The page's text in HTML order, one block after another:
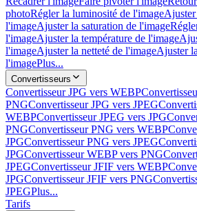
photoRégler la luminosité de l'imageAjuster
l'imageAjuster la saturation de l'image
l'imageAjuster la température de l'image
l'imageAjuster la netteté de l'imageAjuster
l'imagePlus...
Convertisseurs
Convertisseur JPG vers WEBP
PNGConvertisseur JPG vers JPEG
WEBPConvertisseur JPEG vers JPG
PNGConvertisseur PNG vers WEBP
JPGConvertisseur PNG vers JPEG
JPGConvertisseur WEBP vers PNG
JPEGConvertisseur JFIF vers WEBP
JPGConvertisseur JFIF vers PNG
JPEGPlus...
Tarifs